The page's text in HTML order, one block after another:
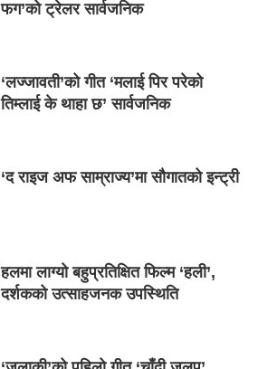
फग’को ट्रेलर सार्वजनिक
‘लज्जावती’को गीत ‘मलाई पिर परेको
तिम्लाई के थाहा छ’ सार्वजनिक
‘द राइज अफ साम्राज्य’मा सौगातको इन्ट्री
हलमा लाग्यो बहुप्रतिक्षित फिल्म ‘हली’,
दर्शकको उत्साहजनक उपस्थिति